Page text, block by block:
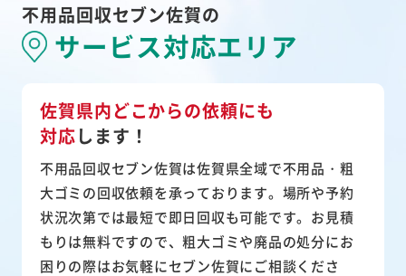
不用品回収セブン佐賀の
サービス対応エリア
佐賀県内どこからの依頼にも
対応します！
不用品回収セブン佐賀は佐賀県全域で不用品・粗
大ゴミの回収依頼を承っております。場所や予約
状況次第では最短で即日回収も可能です。お見積
もりは無料ですので、粗大ゴミや廃品の処分にお
困りの際はお気軽にセブン佐賀にご相談くださ